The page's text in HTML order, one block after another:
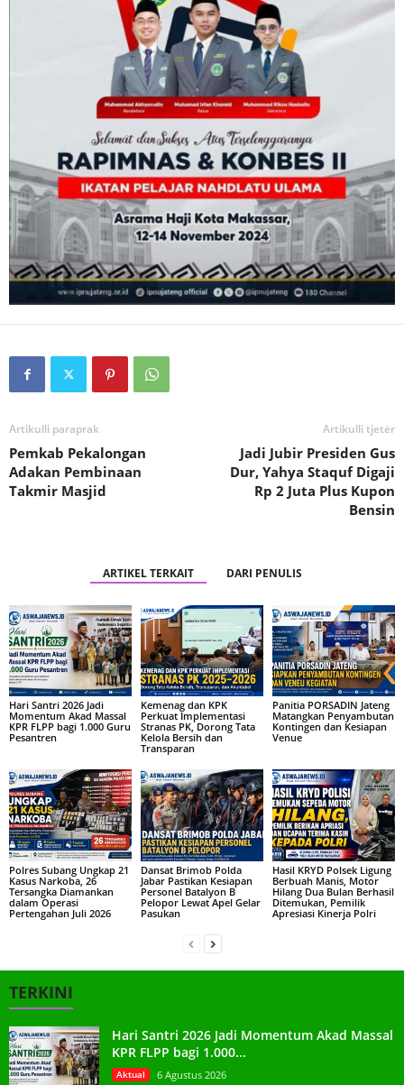
Artikulli paraprak
Pemkab Pekalongan
Adakan Pembinaan
Takmir Masjid
Artikulli tjetër
Jadi Jubir Presiden Gus
Dur, Yahya Staquf Digaji
Rp 2 Juta Plus Kupon
Bensin
ARTIKEL TERKAIT DARI PENULIS
Hari Santri 2026 Jadi
Momentum Akad Massal
KPR FLPP bagi 1.000 Guru
Pesantren
Kemenag dan KPK
Perkuat Implementasi
Stranas PK, Dorong Tata
Kelola Bersih dan
Transparan
Panitia PORSADIN Jateng
Matangkan Penyambutan
Kontingen dan Kesiapan
Venue
Polres Subang Ungkap 21
Kasus Narkoba, 26
Tersangka Diamankan
dalam Operasi
Pertengahan Juli 2026
Dansat Brimob Polda
Jabar Pastikan Kesiapan
Personel Batalyon B
Pelopor Lewat Apel Gelar
Pasukan
Hasil KRYD Polsek Ligung
Berbuah Manis, Motor
Hilang Dua Bulan Berhasil
Ditemukan, Pemilik
Apresiasi Kinerja Polri
TERKINI
Hari Santri 2026 Jadi Momentum Akad Massal
KPR FLPP bagi 1.000...
Aktual 6 Agustus 2026